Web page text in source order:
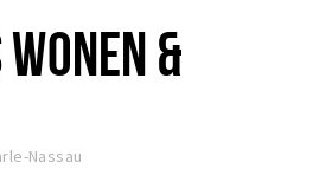
WONEN &
Nassau